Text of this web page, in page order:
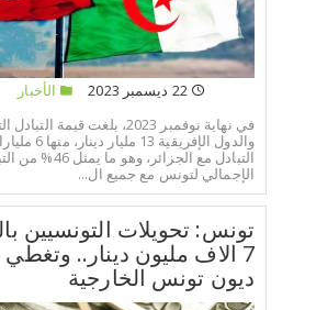
22 ديسمبر 2023
الأخبار
في نهاية نوفمبر 2023، بلغت
والدول
التبادل مع الجزائر،
الإجمالي لتونس مع جميع ال...
تونس: تحويلات التونسيين
ديون تونس الخارجية